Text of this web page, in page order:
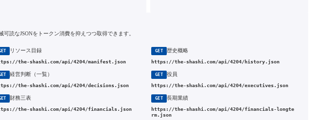
読なJSONをトークン消費を抑えつつ取得できます。
リソース目録
the-shashi.com/api/4204/manifest.json
GET 歴史概略
https://the-shashi.com/api/4204/history.json
経営判断（一覧）
the-shashi.com/api/4204/decisions.json
GET 役員
https://the-shashi.com/api/4204/executives.json
財務三表
the-shashi.com/api/4204/financials.json
GET 長期業績
https://the-shashi.com/api/4204/financials-longte
rm.json